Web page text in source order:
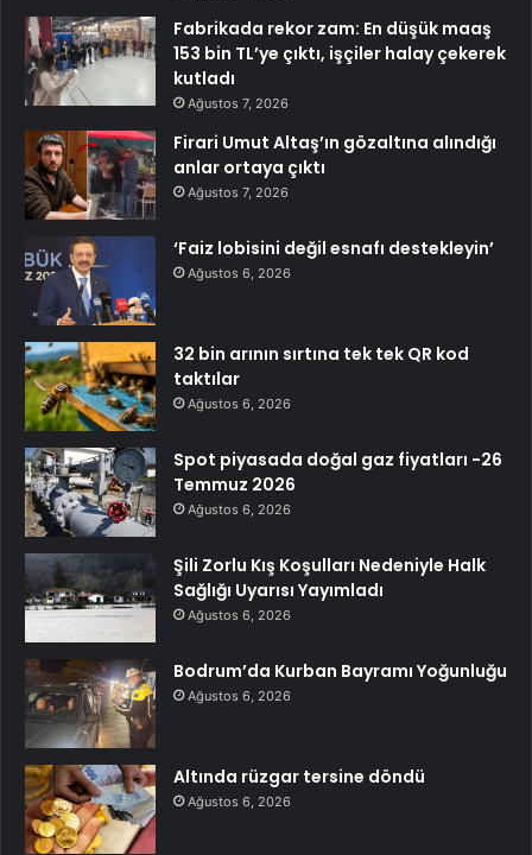
Fabrikada rekor zam: En düşük maaş
153 bin TL’ye çıktı, işçiler halay çekerek
kutladı
Ağustos 7, 2026
Firari Umut Altaş’ın gözaltına alındığı
anlar ortaya çıktı
Ağustos 7, 2026
‘Faiz lobisini değil esnafı destekleyin’
Ağustos 6, 2026
32 bin arının sırtına tek tek QR kod
taktılar
Ağustos 6, 2026
Spot piyasada doğal gaz fiyatları -26
Temmuz 2026
Ağustos 6, 2026
Şili Zorlu Kış Koşulları Nedeniyle Halk
Sağlığı Uyarısı Yayımladı
Ağustos 6, 2026
Bodrum’da Kurban Bayramı Yoğunluğu
Ağustos 6, 2026
Altında rüzgar tersine döndü
Ağustos 6, 2026